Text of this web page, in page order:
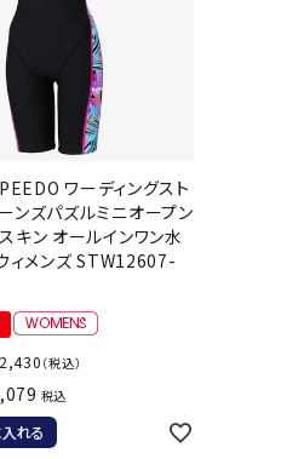
ランニング
レディースランニングシューズ
ュニアランニングシューズ
ンニングウェア
ンニングタイツ
ンニングソックス
ランニングキャップ
ンニングバッグ・ポーチ
の他アクセサリー
Ocean Pacific
Prince
ワーディングスト
ンズパズルミニオープン
キン オールインワン水
ィメンズ STW12607-
（税込）
税込
れる